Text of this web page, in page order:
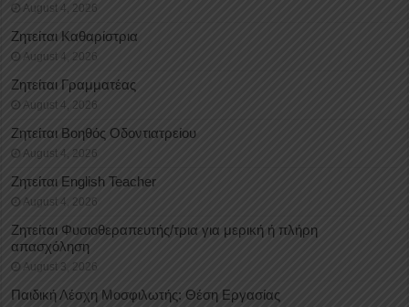
August 4, 2026
Ζητείται Καθαρίστρια
August 4, 2026
Ζητείται Γραμματέας
August 4, 2026
Ζητείται Βοηθός Οδοντιατρείου
August 4, 2026
Ζητείται English Teacher
August 4, 2026
Ζητείται Φυσιοθεραπευτής/τρια για μερική ή πλήρη
απασχόληση
August 3, 2026
Παιδική Λέσχη Μοσφιλωτής: Θέση Εργασίας